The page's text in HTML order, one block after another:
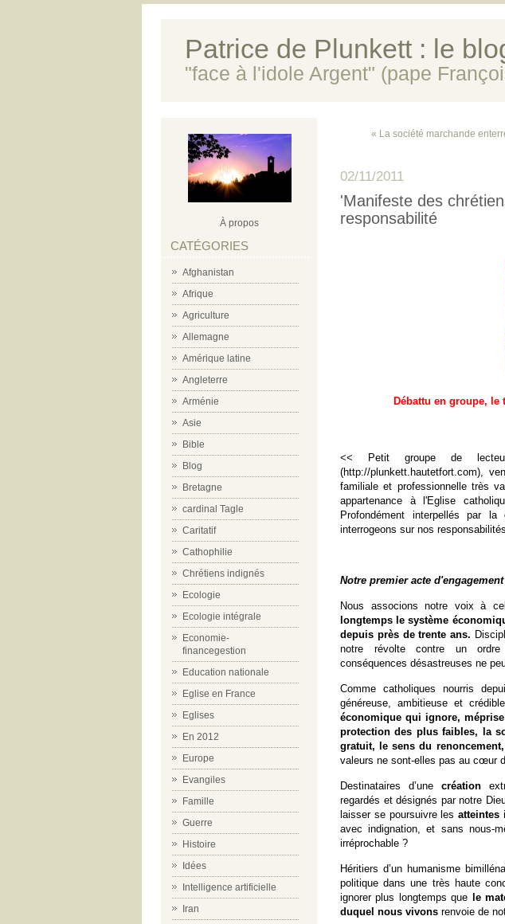
Patrice de Plunkett : le
"face à l'idole Argent" (pape
À propos
CATÉGORIES
Afghanistan
Afrique
Agriculture
Allemagne
Amérique latine
Angleterre
Arménie
Asie
Bible
Blog
Bretagne
cardinal Tagle
Caritatif
Cathophilie
Chrétiens indignés
Ecologie
Ecologie intégrale
Economie-
financegestion
Education nationale
Eglise en France
Eglises
En 2012
Europe
Evangiles
Famille
Guerre
Histoire
Idées
Intelligence artificielle
Iran
« La société marchande
02/11/2011
'Manifeste des
responsabilité
Débattu en groupe, le
<< Petit groupe de
(http://plunkett.hautetfort.com),
familiale et professionnelle très
appartenance à l'Eglise
Profondément interpellés par
interrogeons sur nos
Notre premier acte
Nous associons notre voix à
longtemps le système
depuis près de trente ans.
notre révolte contre un
conséquences désastreuses ne
Comme catholiques nourris
généreuse, ambitieuse et
économique qui ignore,
protection des plus faibles, la
gratuit, le sens du
valeurs ne sont-elles pas au cœur
Destinataires d’une création
regardés et désignés par notre
laisser se poursuivre lesatteintes
avec indignation, et sans nous-
irréprochable ?
Héritiers d’un humanisme
politique dans une très haute
ignorer plus longtemps que
le
duquel nous vivons renvoie de